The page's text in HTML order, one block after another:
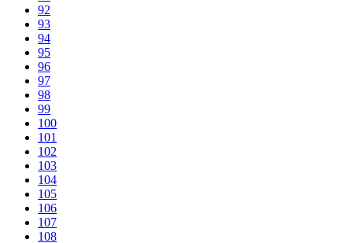
92
93
94
95
96
97
98
99
100
101
102
103
104
105
106
107
108